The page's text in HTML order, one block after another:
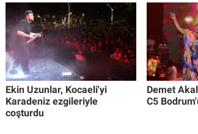
Ekin Uzunlar, Kocaeli'yi
Karadeniz ezgileriyle
coşturdu
Demet
C5